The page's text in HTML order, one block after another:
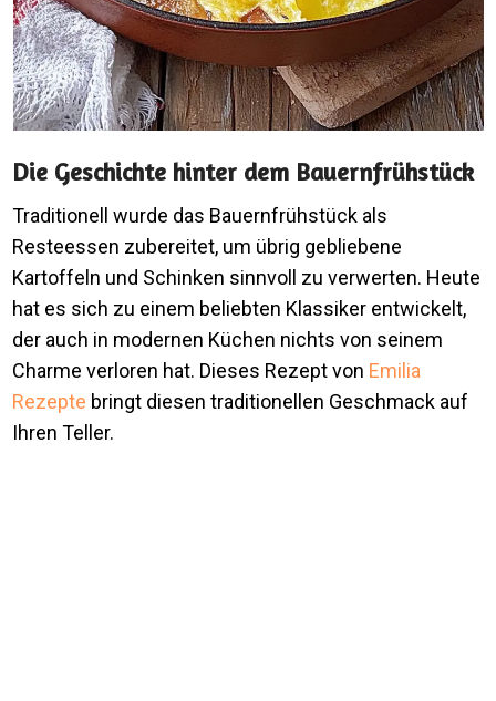
Die Geschichte hinter dem Bauernfrühstück
Traditionell wurde das Bauernfrühstück als
Resteessen zubereitet, um übrig gebliebene
Kartoffeln und Schinken sinnvoll zu verwerten. Heute
hat es sich zu einem beliebten Klassiker entwickelt,
der auch in modernen Küchen nichts von seinem
Charme verloren hat. Dieses Rezept von Emilia
Rezepte bringt diesen traditionellen Geschmack auf
Ihren Teller.